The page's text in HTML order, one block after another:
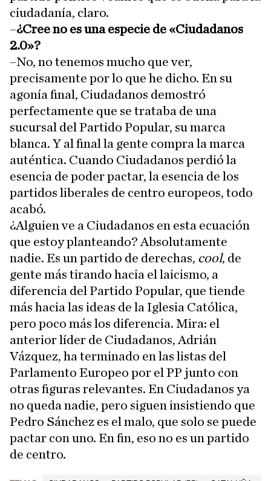
ciudadanía, claro.
–¿Cree no es una especie de «Ciudadanos
2.0»?
–No, no tenemos mucho que ver,
precisamente por lo que he dicho. En su
agonía final, Ciudadanos demostró
perfectamente que se trataba de una
sucursal del Partido Popular, su marca
blanca. Y al final la gente compra la marca
auténtica. Cuando Ciudadanos perdió la
esencia de poder pactar, la esencia de los
partidos liberales de centro europeos, todo
acabó.
¿Alguien ve a Ciudadanos en esta ecuación
que estoy planteando? Absolutamente
nadie. Es un partido de derechas, cool, de
gente más tirando hacia el laicismo, a
diferencia del Partido Popular, que tiende
más hacia las ideas de la Iglesia Católica,
pero poco más los diferencia. Mira: el
anterior líder de Ciudadanos, Adrián
Vázquez, ha terminado en las listas del
Parlamento Europeo por el PP junto con
otras figuras relevantes. En Ciudadanos ya
no queda nadie, pero siguen insistiendo que
Pedro Sánchez es el malo, que solo se puede
pactar con uno. En fin, eso no es un partido
de centro.